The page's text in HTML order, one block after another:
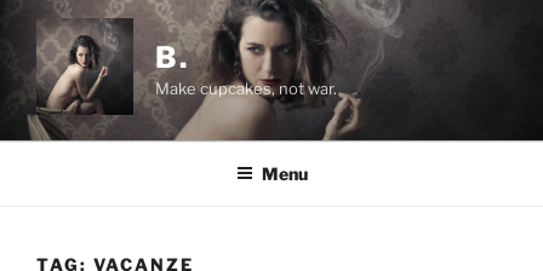
Salta
contenuto
B.
Make cupcakes, not war.
Menu
TAG: VACANZE